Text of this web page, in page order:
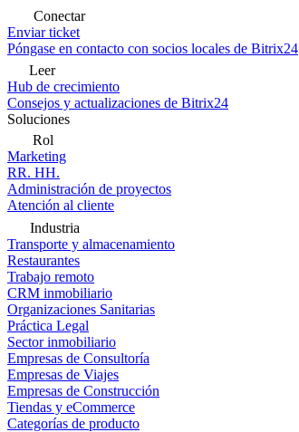
Conectar
Enviar ticket
Póngase en contacto con socios locales de Bitrix24
Leer
Hub de crecimiento
Consejos y actualizaciones de Bitrix24
Soluciones
Rol
Marketing
RR. HH.
Administración de proyectos
Atención al cliente
Industria
Transporte y almacenamiento
Restaurantes
Trabajo remoto
CRM inmobiliario
Organizaciones Sanitarias
Práctica Legal
Sector inmobiliario
Empresas de Consultoría
Empresas de Viajes
Empresas de Construcción
Tiendas y eCommerce
Categorías de producto